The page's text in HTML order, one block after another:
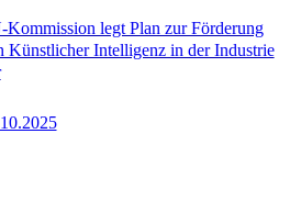
Kommission legt Plan zur Förderung
Künstlicher Intelligenz in der Industrie